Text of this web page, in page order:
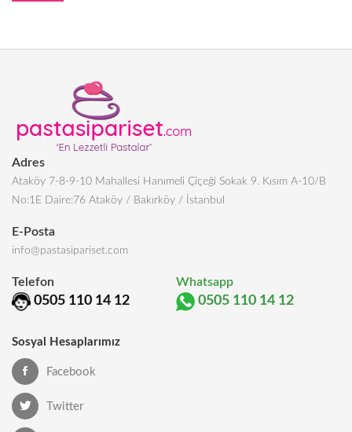
Adres
Ataköy 7-8-9-10 Mahallesi Hanımeli Çiçeği Sokak 9. Kısım A-10/B
No:1E Daire:76 Ataköy / Bakırköy / İstanbul
E-Posta
info@pastasipariset.com
Telefon
0505 110 14 12
Whatsapp
0505 110 14 12
Sosyal Hesaplarımız
Facebook
Twitter